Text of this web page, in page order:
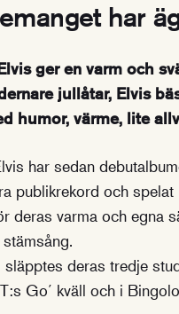
har
ger en varm och
jullåtar, Elvis
humor, värme, lite
har sedan
publikrekord och
deras varma och egna
släpptes deras tredje
Go´ kväll och i